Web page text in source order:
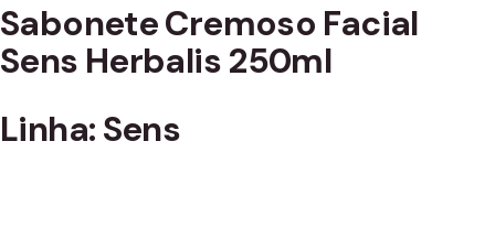
Sabonete Cremoso Facial
Sens Herbalis 250ml
Linha: Sens